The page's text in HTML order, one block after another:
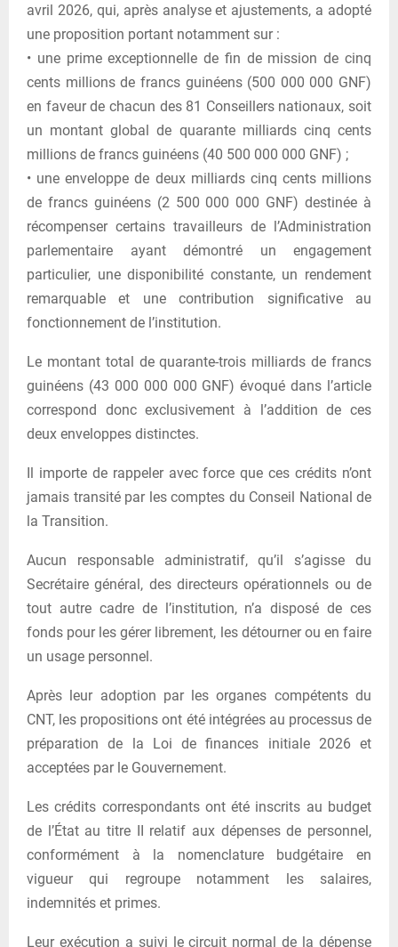
avril 2026, qui, après analyse et ajustements, a adopté
une proposition portant notamment sur :
• une prime exceptionnelle de fin de mission de cinq
cents millions de francs guinéens (500 000 000 GNF)
en faveur de chacun des 81 Conseillers nationaux, soit
un montant global de quarante milliards cinq cents
millions de francs guinéens (40 500 000 000 GNF) ;
• une enveloppe de deux milliards cinq cents millions
de francs guinéens (2 500 000 000 GNF) destinée à
récompenser certains travailleurs de l’Administration
parlementaire ayant démontré un engagement
particulier, une disponibilité constante, un rendement
remarquable et une contribution significative au
fonctionnement de l’institution.
Le montant total de quarante-trois milliards de francs
guinéens (43 000 000 000 GNF) évoqué dans l’article
correspond donc exclusivement à l’addition de ces
deux enveloppes distinctes.
Il importe de rappeler avec force que ces crédits n’ont
jamais transité par les comptes du Conseil National de
la Transition.
Aucun responsable administratif, qu’il s’agisse du
Secrétaire général, des directeurs opérationnels ou de
tout autre cadre de l’institution, n’a disposé de ces
fonds pour les gérer librement, les détourner ou en faire
un usage personnel.
Après leur adoption par les organes compétents du
CNT, les propositions ont été intégrées au processus de
préparation de la Loi de finances initiale 2026 et
acceptées par le Gouvernement.
Les crédits correspondants ont été inscrits au budget
de l’État au titre II relatif aux dépenses de personnel,
conformément à la nomenclature budgétaire en
vigueur qui regroupe notamment les salaires,
indemnités et primes.
Leur exécution a suivi le circuit normal de la dépense